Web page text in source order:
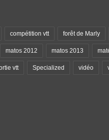
compétition vtt forêt de Marly
matos 2012 matos 2013
vtt Specialized vidéo